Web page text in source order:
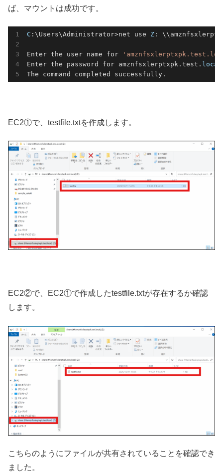
ば、マウントは成功です。
C :\Users\Administrator>net use Z :
Enter the user name for
Enter the password for amznfsxlerptxpk.test. local
The command completed successfully.
EC2①で、testfile.txtを作成します。
EC2②で、EC2①で作成したtestfile.txtが存在するか確認
します。
こちらのようにファイルが共有されていることを確認でき
ました。